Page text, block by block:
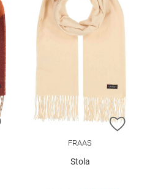
ZUR WUNSCHLISTE HINZUFÜGEN
ZUR
FRAAS
Stola